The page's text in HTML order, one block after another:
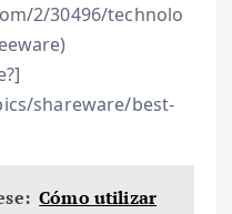
2/30496/technolo
shareware/best-
Cómo utilizar